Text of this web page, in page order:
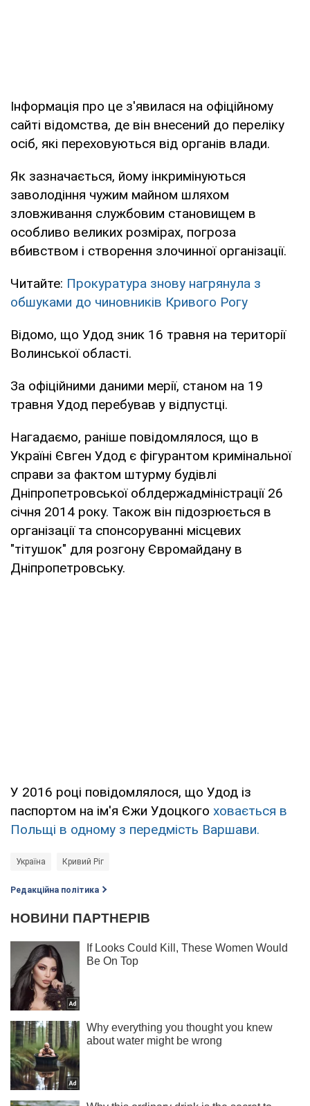
Інформація про це з'явилася на офіційному
сайті відомства, де він внесений до переліку
осіб, які переховуються від органів влади.
Як зазначається, йому інкримінуються
заволодіння чужим майном шляхом
зловживання службовим становищем в
особливо великих розмірах, погроза
вбивством і створення злочинної організації.
Читайте: Прокуратура знову нагрянула з
обшуками до чиновників Кривого Рогу
Відомо, що Удод зник 16 травня на території
Волинської області.
За офіційними даними мерії, станом на 19
травня Удод перебував у відпустці.
Нагадаємо, раніше повідомлялося, що в
Україні Євген Удод є фігурантом кримінальної
справи за фактом штурму будівлі
Дніпропетровської облдержадміністрації 26
січня 2014 року. Також він підозрюється в
організації та спонсоруванні місцевих
"тітушок" для розгону Євромайдану в
Дніпропетровську.
У 2016 році повідомлялося, що Удод із
паспортом на ім'я Єжи Удоцкого ховається в
Польщі в одному з передмість Варшави.
Україна Кривий Ріг
Редакційна політика